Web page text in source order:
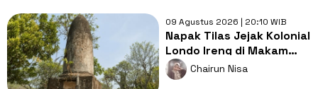
09 Agustus 2026 | 20:10 WIB
Napak Tilas Jejak Kolonial
Londo Ireng di Makam
Kherkof Purworejo
Chairun Nisa